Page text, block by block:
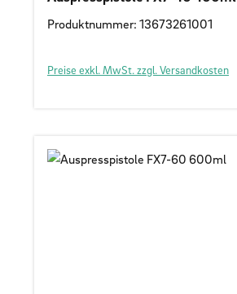
Produktnummer: 13673261001
Preise exkl. MwSt. zzgl. Versandkosten